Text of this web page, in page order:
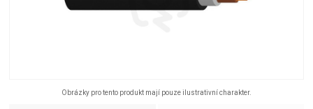
Obrázky pro tento produkt mají pouze ilustrativní charakter.